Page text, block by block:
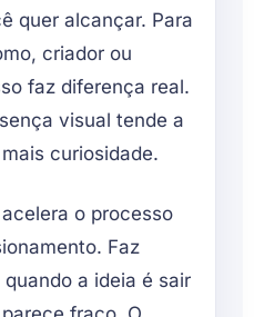
quer alcançar. Para
criador ou
faz diferença real.
visual tende a
curiosidade.
o processo
Faz
a ideia é sair